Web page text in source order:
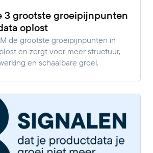
3 grootste groeipijnpunten
oplost
de grootste groeipijnpunten in
en zorgt voor meer structuur,
en schaalbare groei.